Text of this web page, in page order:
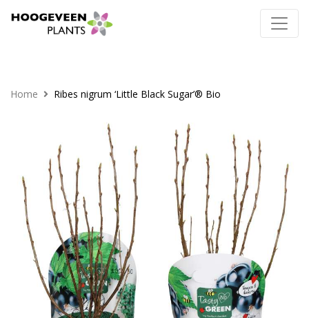
Home Ribes nigrum ‘Little Black Sugar’® Bio